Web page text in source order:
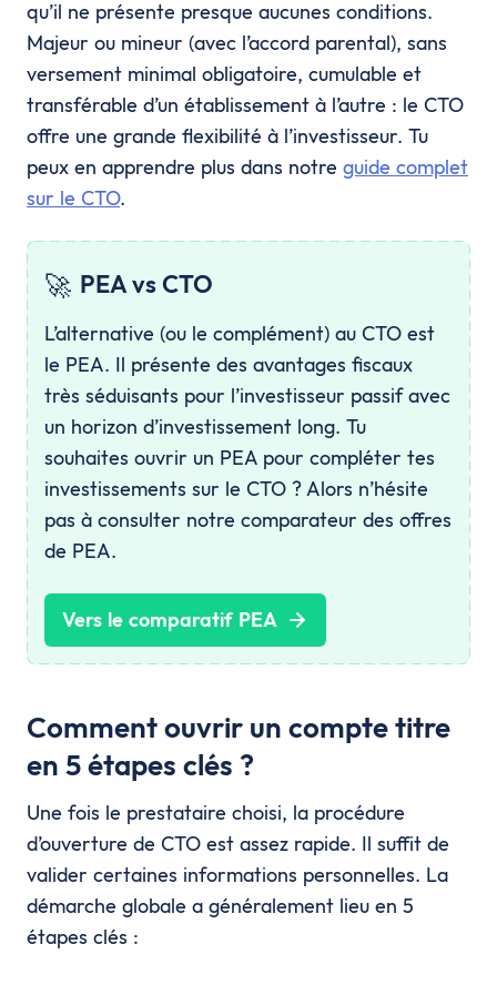
qu’il ne présente presque aucunes conditions.
Majeur ou mineur (avec l’accord parental), sans
versement minimal obligatoire, cumulable et
transférable d’un établissement à l’autre : le CTO
offre une grande flexibilité à l’investisseur. Tu
peux en apprendre plus dans notre guide complet
sur le CTO.
🚀 PEA vs CTO
L’alternative (ou le complément) au CTO est
le PEA. Il présente des avantages fiscaux
très séduisants pour l’investisseur passif avec
un horizon d’investissement long. Tu
souhaites ouvrir un PEA pour compléter tes
investissements sur le CTO ? Alors n’hésite
pas à consulter notre comparateur des offres
de PEA.
Vers le comparatif PEA
Comment ouvrir un compte titre
en 5 étapes clés ?
Une fois le prestataire choisi, la procédure
d’ouverture de CTO est assez rapide. Il suffit de
valider certaines informations personnelles. La
démarche globale a généralement lieu en 5
étapes clés :